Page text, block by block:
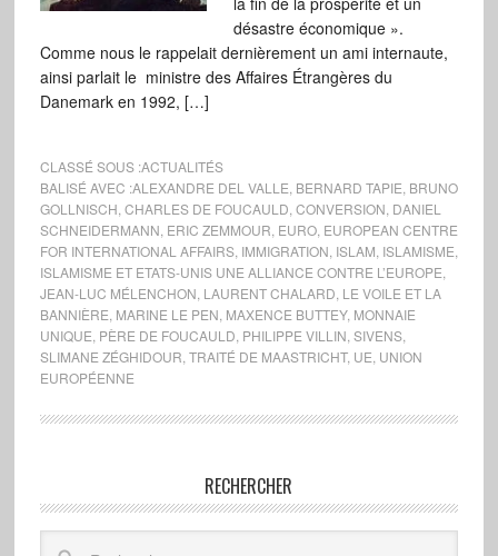
désastre économique ».
Comme nous le rappelait dernièrement un ami internaute,
ainsi parlait le ministre des Affaires Étrangères du
Danemark en 1992, […]
CLASSÉ SOUS :ACTUALITÉS
BALISÉ AVEC :ALEXANDRE DEL VALLE BERNARD TAPIE BRUNO
GOLLNISCH CHARLES DE FOUCAULD CONVERSION DANIEL
SCHNEIDERMANN ERIC ZEMMOUR EURO, EUROPEAN CENTRE
FOR INTERNATIONAL AFFAIRS, IMMIGRATION ISLAM ISLAMISME
ISLAMISME ET ETATS-UNIS UNE ALLIANCE CONTRE L’EUROPE
JEAN-LUC MÉLENCHON LAURENT CHALARD LE VOILE ET LA
BANNIÈRE MARINE LE PEN MAXENCE BUTTEY, MONNAIE
UNIQUE PÈRE DE FOUCAULD PHILIPPE VILLIN SIVENS,
SLIMANE ZÉGHIDOUR TRAITÉ DE MAASTRICHT, UE UNION
EUROPÉENNE
RECHERCHER